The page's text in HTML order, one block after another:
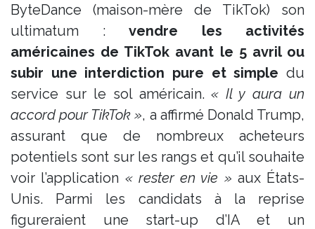
ByteDance (maison-mère de TikTok) son
ultimatum : vendre les activités
américaines de TikTok avant le 5 avril ou
subir une interdiction pure et simple du
service sur le sol américain​.« Il y aura un
accord pour TikTok », a affirmé Donald Trump,
assurant que de nombreux acheteurs
potentiels sont sur les rangs et qu’il souhaite
voir l’application « rester en vie » aux États-
Unis​. Parmi les candidats à la reprise
figureraient une start-up d’IA et un